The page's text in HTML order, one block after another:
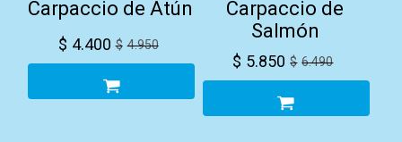
Carpaccio de Atún
$ 4.950
$ 4.400
Carpaccio de
Salmón
$ 6.490
$ 5.850